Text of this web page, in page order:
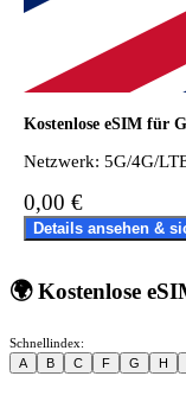
Kostenlose eSIM für
Netzwerk: 5G/4G/
0,00 €
Details ansehen &
🌍Kostenlose
Schnellindex:
A
B C F G H